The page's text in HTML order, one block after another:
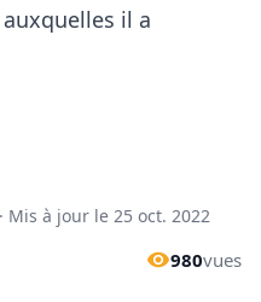
il a
· Mis à jour le 25 oct. 2022
980vues